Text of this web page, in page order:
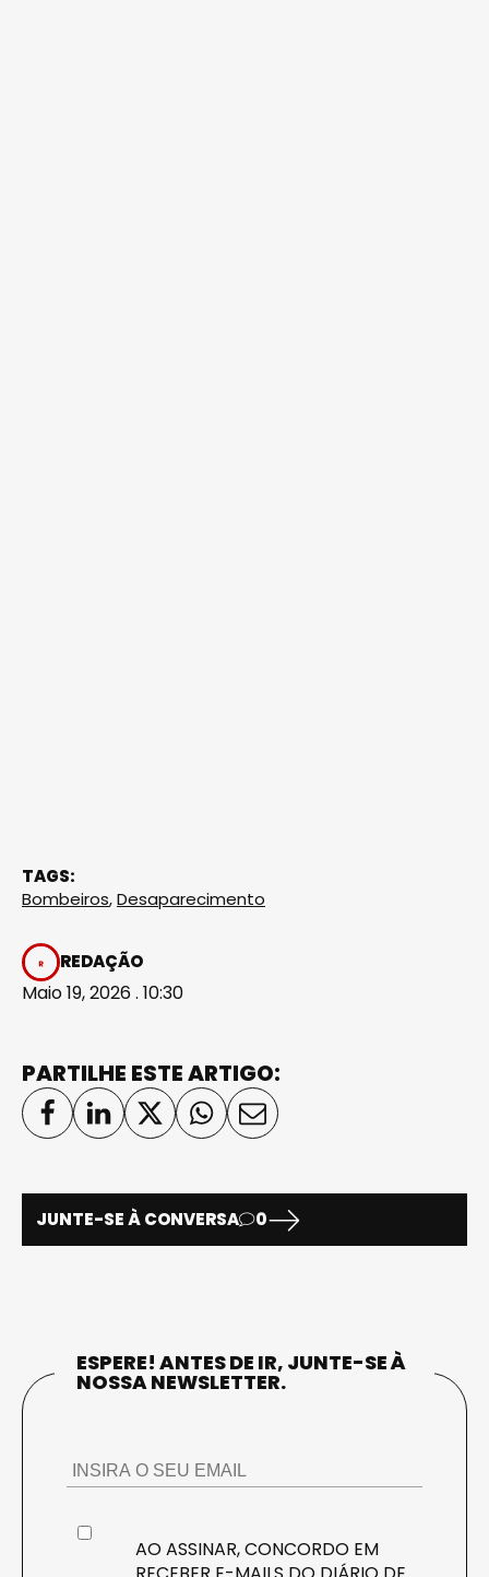
TAGS:
Bombeiros,Desaparecimento
REDAÇÃO
Maio 19, 2026 . 10:30
PARTILHE ESTE ARTIGO:
JUNTE-SE À CONVERSA 0
ESPERE! ANTES DE IR, JUNTE-SE À
NOSSA NEWSLETTER.
AO ASSINAR, CONCORDO EM